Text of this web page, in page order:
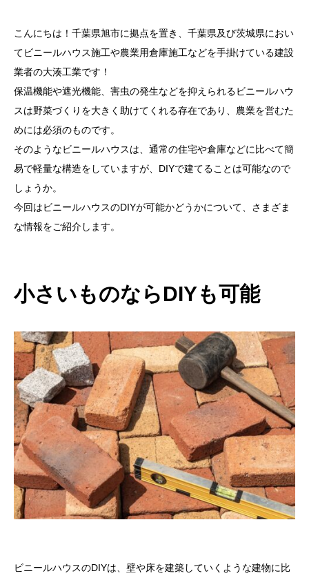
こんにちは！千葉県旭市に拠点を置き、千葉県及び茨城県におい
てビニールハウス施工や農業用倉庫施工などを手掛けている建設
業者の大湊工業です！
保温機能や遮光機能、害虫の発生などを抑えられるビニールハウ
スは野菜づくりを大きく助けてくれる存在であり、農業を営むた
めには必須のものです。
そのようなビニールハウスは、通常の住宅や倉庫などに比べて簡
易で軽量な構造をしていますが、DIYで建てることは可能なので
しょうか。
今回はビニールハウスのDIYが可能かどうかについて、さまざま
な情報をご紹介します。
小さいものならDIYも可能
ビニールハウスのDIYは、壁や床を建築していくような建物に比